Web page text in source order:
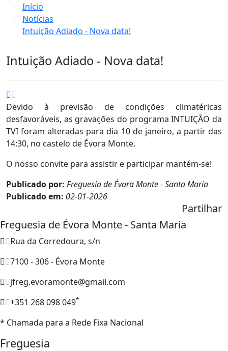
Início
Notícias
Intuição Adiado - Nova data!
Intuição Adiado - Nova data!
Devido à previsão de condições climatéricas
desfavoráveis, as gravações do programa INTUIÇÃO da
TVI foram alteradas para dia 10 de janeiro, a partir das
14:30, no castelo de Évora Monte.
O nosso convite para assistir e participar mantém-se!
Publicado por: Freguesia de Évora Monte - Santa Maria
Publicado em: 02-01-2026
Partilhar
Freguesia de Évora Monte - Santa Maria
Rua da Corredoura, s/n
7100 - 306 - Évora Monte
jfreg.evoramonte@gmail.com
+351 268 098 049*
* Chamada para a Rede Fixa Nacional
Freguesia